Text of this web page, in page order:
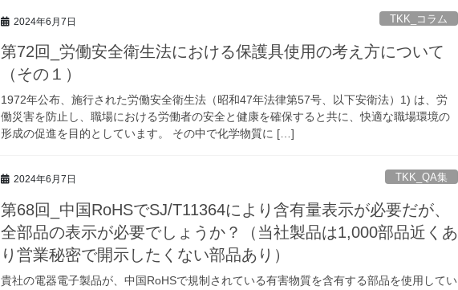
2024年6月7日 TKK_コラム
第72回_労働安全衛生法における保護具使用の考え方について
（その１）
1972年公布、施行された労働安全衛生法（昭和47年法律第57号、以下安衛法）1) は、労
働災害を防止し、職場における労働者の安全と健康を確保すると共に、快適な職場環境の
形成の促進を目的としています。 その中で化学物質に […]
2024年6月7日 TKK_QA集
第68回_中国RoHSでSJ/T11364により含有量表示が必要だが、
全部品の表示が必要でしょうか？（当社製品は1,000部品近くあ
り営業秘密で開示したくない部品あり）
貴社の電器電子製品が、中国RoHSで規制されている有害物質を含有する部品を使用してい